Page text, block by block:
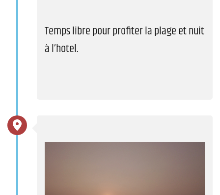
Temps libre pour profiter la plage et nuit
à l’hotel.